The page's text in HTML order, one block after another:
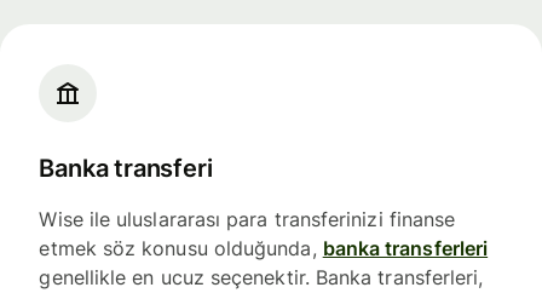
Banka transferi
Wise ile uluslararası para transferinizi finanse
etmek söz konusu olduğunda, banka transferleri
genellikle en ucuz seçenektir. Banka transferleri,